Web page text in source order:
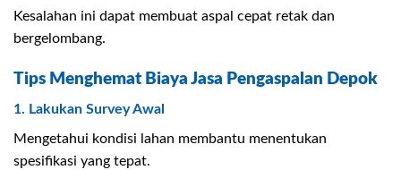
Kesalahan ini dapat membuat aspal cepat retak dan
bergelombang.
Tips Menghemat Biaya Jasa Pengaspalan Depok
1. Lakukan Survey Awal
Mengetahui kondisi lahan membantu menentukan
spesifikasi yang tepat.